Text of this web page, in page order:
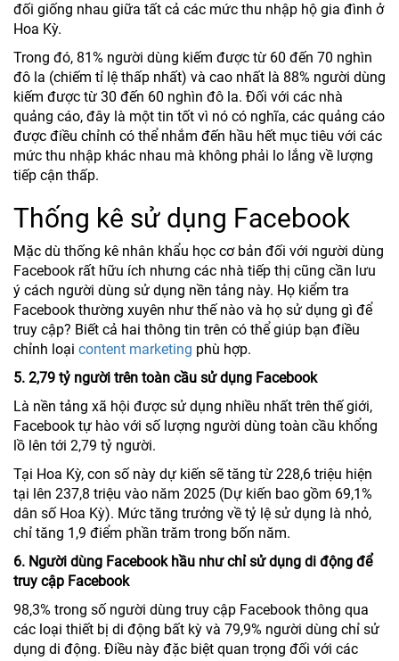
đối giống nhau giữa tất cả các mức thu nhập hộ gia đình ở
Hoa Kỳ.
Trong đó, 81% người dùng kiếm được từ 60 đến 70 nghìn
đô la (chiếm tỉ lệ thấp nhất) và cao nhất là 88% người dùng
kiếm được từ 30 đến 60 nghìn đô la. Đối với các nhà
quảng cáo, đây là một tin tốt vì nó có nghĩa, các quảng cáo
được điều chỉnh có thể nhắm đến hầu hết mục tiêu với các
mức thu nhập khác nhau mà không phải lo lắng về lượng
tiếp cận thấp.
Thống kê sử dụng Facebook
Mặc dù thống kê nhân khẩu học cơ bản đối với người dùng
Facebook rất hữu ích nhưng các nhà tiếp thị cũng cần lưu
ý cách người dùng sử dụng nền tảng này. Họ kiểm tra
Facebook thường xuyên như thế nào và họ sử dụng gì để
truy cập? Biết cả hai thông tin trên có thể giúp bạn điều
chỉnh loại content marketing phù hợp.
5. 2,79 tỷ người trên toàn cầu sử dụng Facebook
Là nền tảng xã hội được sử dụng nhiều nhất trên thế giới,
Facebook tự hào với số lượng người dùng toàn cầu khổng
lồ lên tới 2,79 tỷ người.
Tại Hoa Kỳ, con số này dự kiến sẽ tăng từ 228,6 triệu hiện
tại lên 237,8 triệu vào năm 2025 (Dự kiến bao gồm 69,1%
dân số Hoa Kỳ). Mức tăng trưởng về tỷ lệ sử dụng là nhỏ,
chỉ tăng 1,9 điểm phần trăm trong bốn năm.
6. Người dùng Facebook hầu như chỉ sử dụng di động để
truy cập Facebook
98,3% trong số người dùng truy cập Facebook thông qua
các loại thiết bị di động bất kỳ và 79,9% người dùng chỉ sử
dụng di động. Điều này đặc biệt quan trọng đối với các